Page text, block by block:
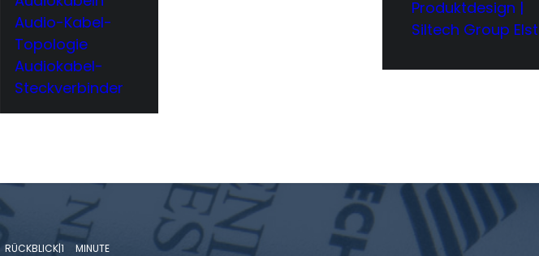
Audio-Kabel-
Topologie
Audiokabel-
Steckverbinder
Produktdesign |
Siltech Group Elst
RÜCKBLICK|1 MINUTE